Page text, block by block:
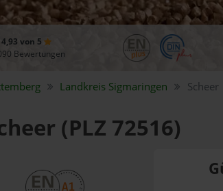
4,93 von 5
Bewertungen
Landkreis Sigmaringen Scheer
(PLZ 72516)